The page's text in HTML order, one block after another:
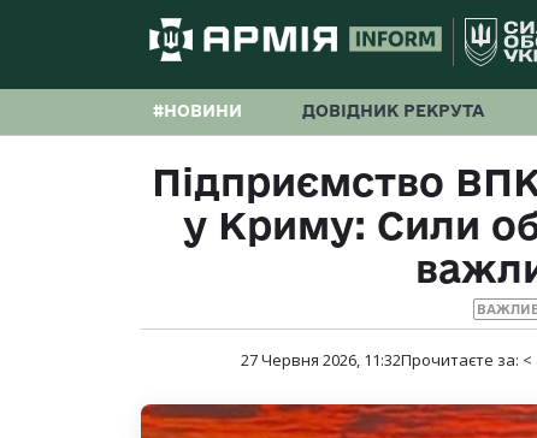
#НОВИНИ ДОВІДНИК РЕКРУТА
Підприємство
у Криму: Сили
27 Червня 2026, 11:32Прочитаєте за: <